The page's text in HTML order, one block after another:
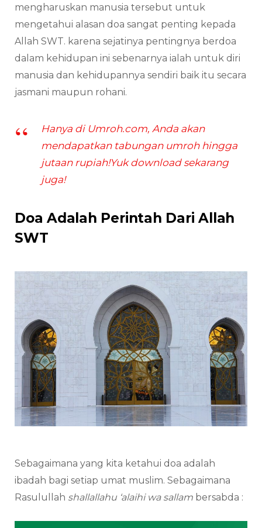
mengharuskan manusia tersebut untuk
mengetahui alasan doa sangat penting kepada
Allah SWT. karena sejatinya pentingnya berdoa
dalam kehidupan ini sebenarnya ialah untuk diri
manusia dan kehidupannya sendiri baik itu secara
jasmani maupun rohani.
Hanya di Umroh.com, Anda akan
mendapatkan tabungan umroh hingga
jutaan rupiah!Yuk download sekarang
juga!
Doa Adalah Perintah Dari Allah
SWT
Sebagaimana yang kita ketahui doa adalah
ibadah bagi setiap umat muslim. Sebagaimana
Rasulullah shallallahu ‘alaihi wa sallam bersabda :